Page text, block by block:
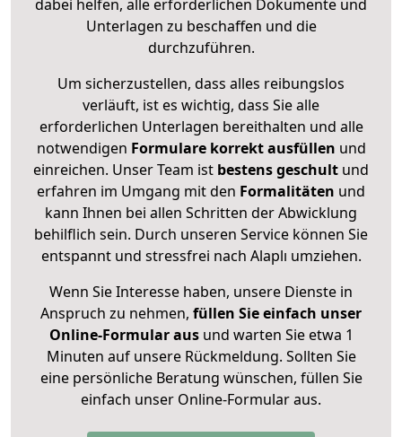
dabei helfen, alle erforderlichen Dokumente und
Unterlagen zu beschaffen und die
durchzuführen.
Um sicherzustellen, dass alles reibungslos
verläuft, ist es wichtig, dass Sie alle
erforderlichen Unterlagen bereithalten und alle
notwendigen Formulare korrekt ausfüllen und
einreichen. Unser Team ist bestens geschult und
erfahren im Umgang mit den Formalitäten und
kann Ihnen bei allen Schritten der Abwicklung
behilflich sein. Durch unseren Service können Sie
entspannt und stressfrei nach Alaplı umziehen.
Wenn Sie Interesse haben, unsere Dienste in
Anspruch zu nehmen, füllen Sie einfach unser
Online-Formular ausund warten Sie etwa 1
Minuten auf unsere Rückmeldung. Sollten Sie
eine persönliche Beratung wünschen, füllen Sie
einfach unser Online-Formular aus.